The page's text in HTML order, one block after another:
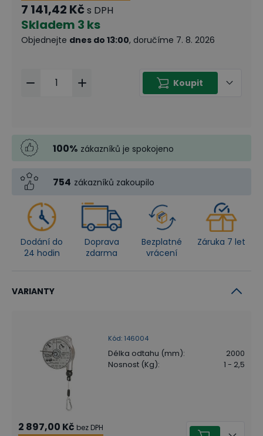
7 141,42 Kčs DPH
Skladem 3 ks
Objednejte dnes do 13:00, doručíme 7. 8. 2026
Koupit
100% zákazníků je spokojeno
754 zákazníků zakoupilo
Dodání do
24 hodin
Doprava
zdarma
Bezplatné
vrácení
Záruka 7 let
VARIANTY
Kód: 146004
Délka odtahu (mm):
2000
Nosnost (Kg): 1 - 2,5
2 897,00 Kč bez DPH